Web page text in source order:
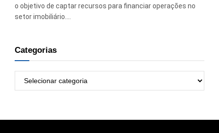
o objetivo de captar recursos para financiar operações no
setor imobiliário....
Categorias